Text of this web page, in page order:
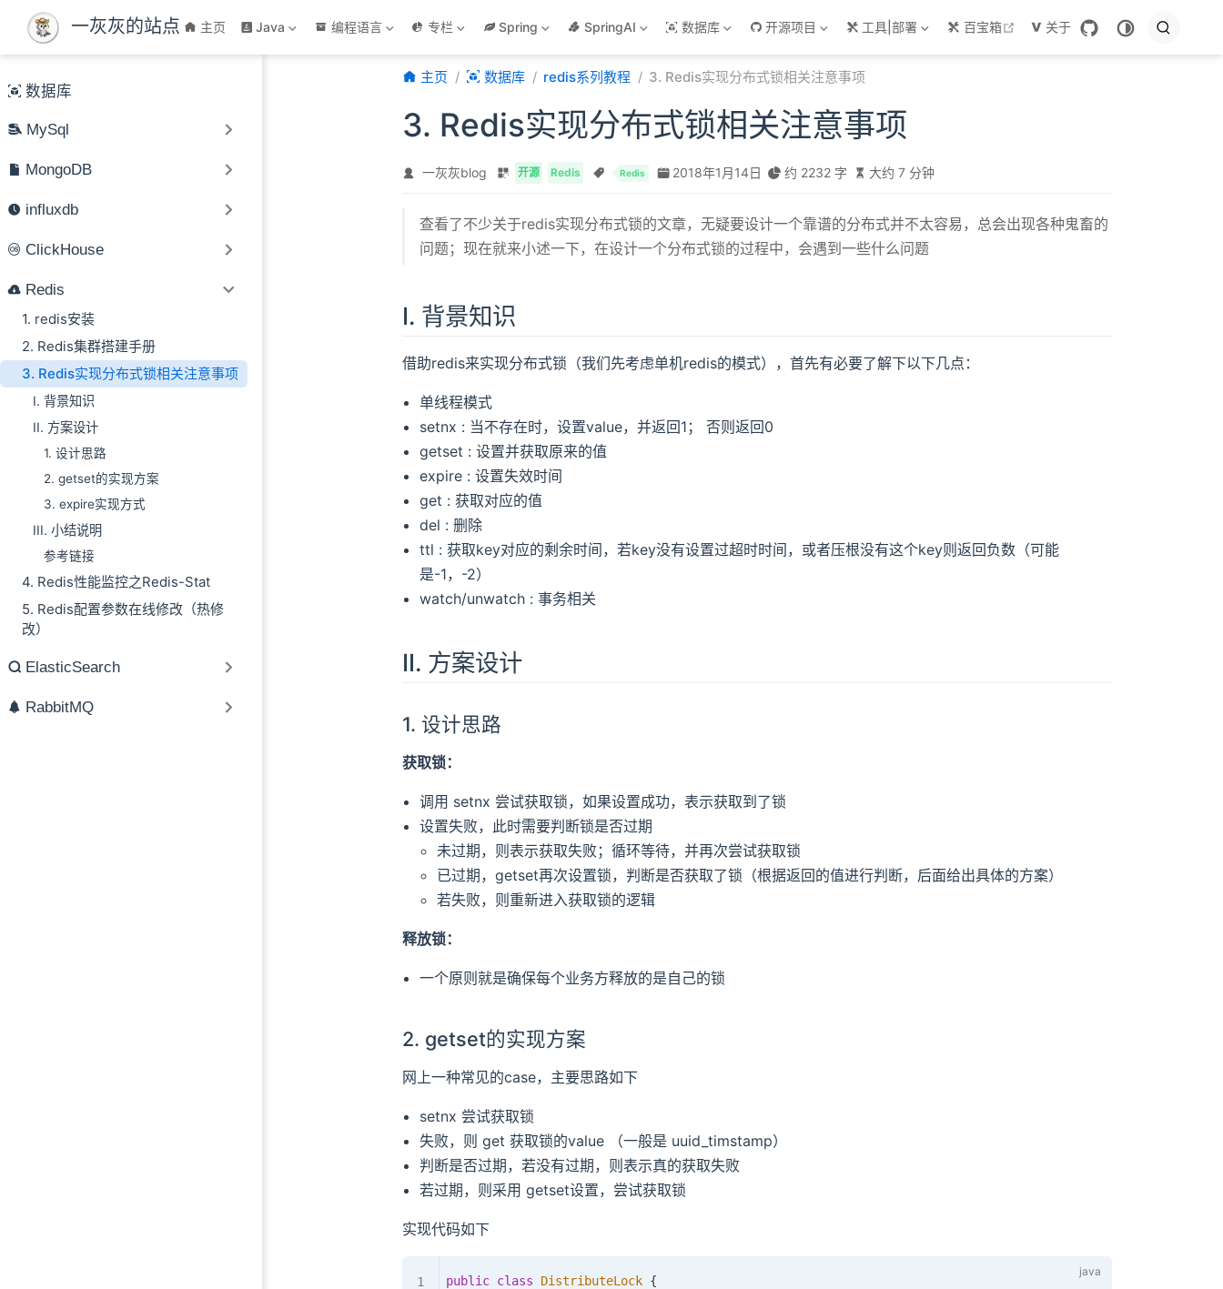
跳至主要內容
一灰灰的站点 主页 Java 编程语言 专栏 Spring SpringAI 数据库 开源项目 工具|部署 百宝箱 open in new window
关于
数据库
MySql
MongoDB
influxdb
ClickHouse
Redis
1. redis安装
2. Redis集群搭建手册
3. Redis实现分布式锁相关注意事项
I. 背景知识
II. 方案设计
1. 设计思路
2. getset的实现方案
3. expire实现方式
III. 小结说明
参考链接
4. Redis性能监控之Redis-Stat
5. Redis配置参数在线修改（热修
改）
ElasticSearch
RabbitMQ
主页 数据库 redis系列教程 3. Redis实现分布式锁相关注意事项
3. Redis实现分布式锁相关注意事项
一灰灰blog 开源 Redis Redis 2018年1月14日 约 2232 字 大约 7 分钟
查看了不少关于redis实现分布式锁的文章，无疑要设计一个靠谱的分布式并不太容易，总会出现各种鬼畜的
问题；现在就来小述一下，在设计一个分布式锁的过程中，会遇到一些什么问题
I. 背景知识
借助redis来实现分布式锁（我们先考虑单机redis的模式），首先有必要了解下以下几点：
单线程模式
setnx : 当不存在时，设置value，并返回1； 否则返回0
getset : 设置并获取原来的值
expire : 设置失效时间
get : 获取对应的值
del : 删除
ttl : 获取key对应的剩余时间，若key没有设置过超时时间，或者压根没有这个key则返回负数（可能
是-1，-2）
watch/unwatch : 事务相关
II. 方案设计
1. 设计思路
获取锁：
调用 setnx 尝试获取锁，如果设置成功，表示获取到了锁
设置失败，此时需要判断锁是否过期
未过期，则表示获取失败；循环等待，并再次尝试获取锁
已过期，getset再次设置锁，判断是否获取了锁（根据返回的值进行判断，后面给出具体的方案）
若失败，则重新进入获取锁的逻辑
释放锁：
一个原则就是确保每个业务方释放的是自己的锁
2. getset的实现方案
网上一种常见的case，主要思路如下
setnx 尝试获取锁
失败，则 get 获取锁的value （一般是 uuid_timstamp）
判断是否过期，若没有过期，则表示真的获取失败
若过期，则采用 getset设置，尝试获取锁
实现代码如下
public class DistributeLock {